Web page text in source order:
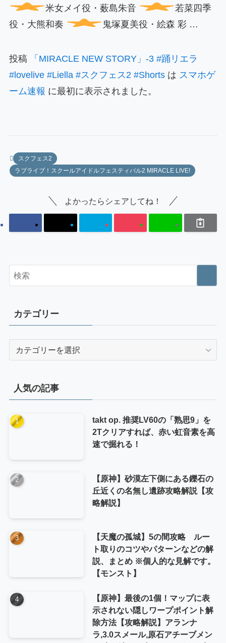
米女メイ役・薮島朱音
若菜四季
役・大熊和奏
鬼塚夏美役・絵森 彩 …
投稿
「MIRACLE NEW STORY」-3 #踊リエラ
#lovelive #Liella #スクフェス2 #Shortsは スマホゲ
ーム速報 に最初に表示されました。
スクフェス2
ラブライブ！スクールアイドルフェスティバル2 MIRACLE LIVE!
よかったらシェアしてね！
カテゴリー
ー
人気の記事
takt op. 推奨LV60の「熟思9」を
2Tクリアすれば、赤い虹音素を高
速で掘れる！
【原神】砂漠左下側にある鑠石の
丘近くの名無し遺跡攻略解説【攻
略解説】
【天魔の孤城】5の間攻略 ルー
ト取りのコツやパターンなどの解
説、まとめ ※個人的な見解です。
【モンスト】
【原神】最後の1個！マップに表
示されない隠しワープポイント解
除方法【攻略解説】アランナ
ラ,3.0スメール,原石アチーブメン